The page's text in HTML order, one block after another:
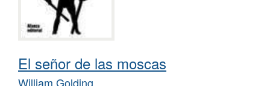
El señor de las moscas
William Golding